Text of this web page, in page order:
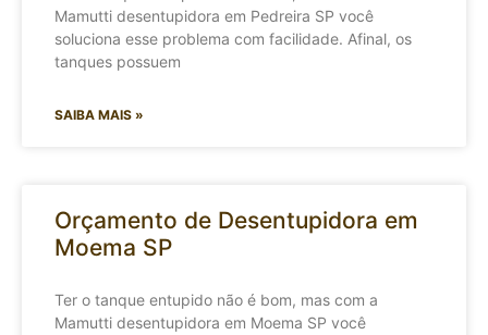
Mamutti desentupidora em Pedreira SP você
soluciona esse problema com facilidade. Afinal, os
tanques possuem
SAIBA MAIS »
Orçamento de Desentupidora em
Moema SP
Ter o tanque entupido não é bom, mas com a
Mamutti desentupidora em Moema SP você